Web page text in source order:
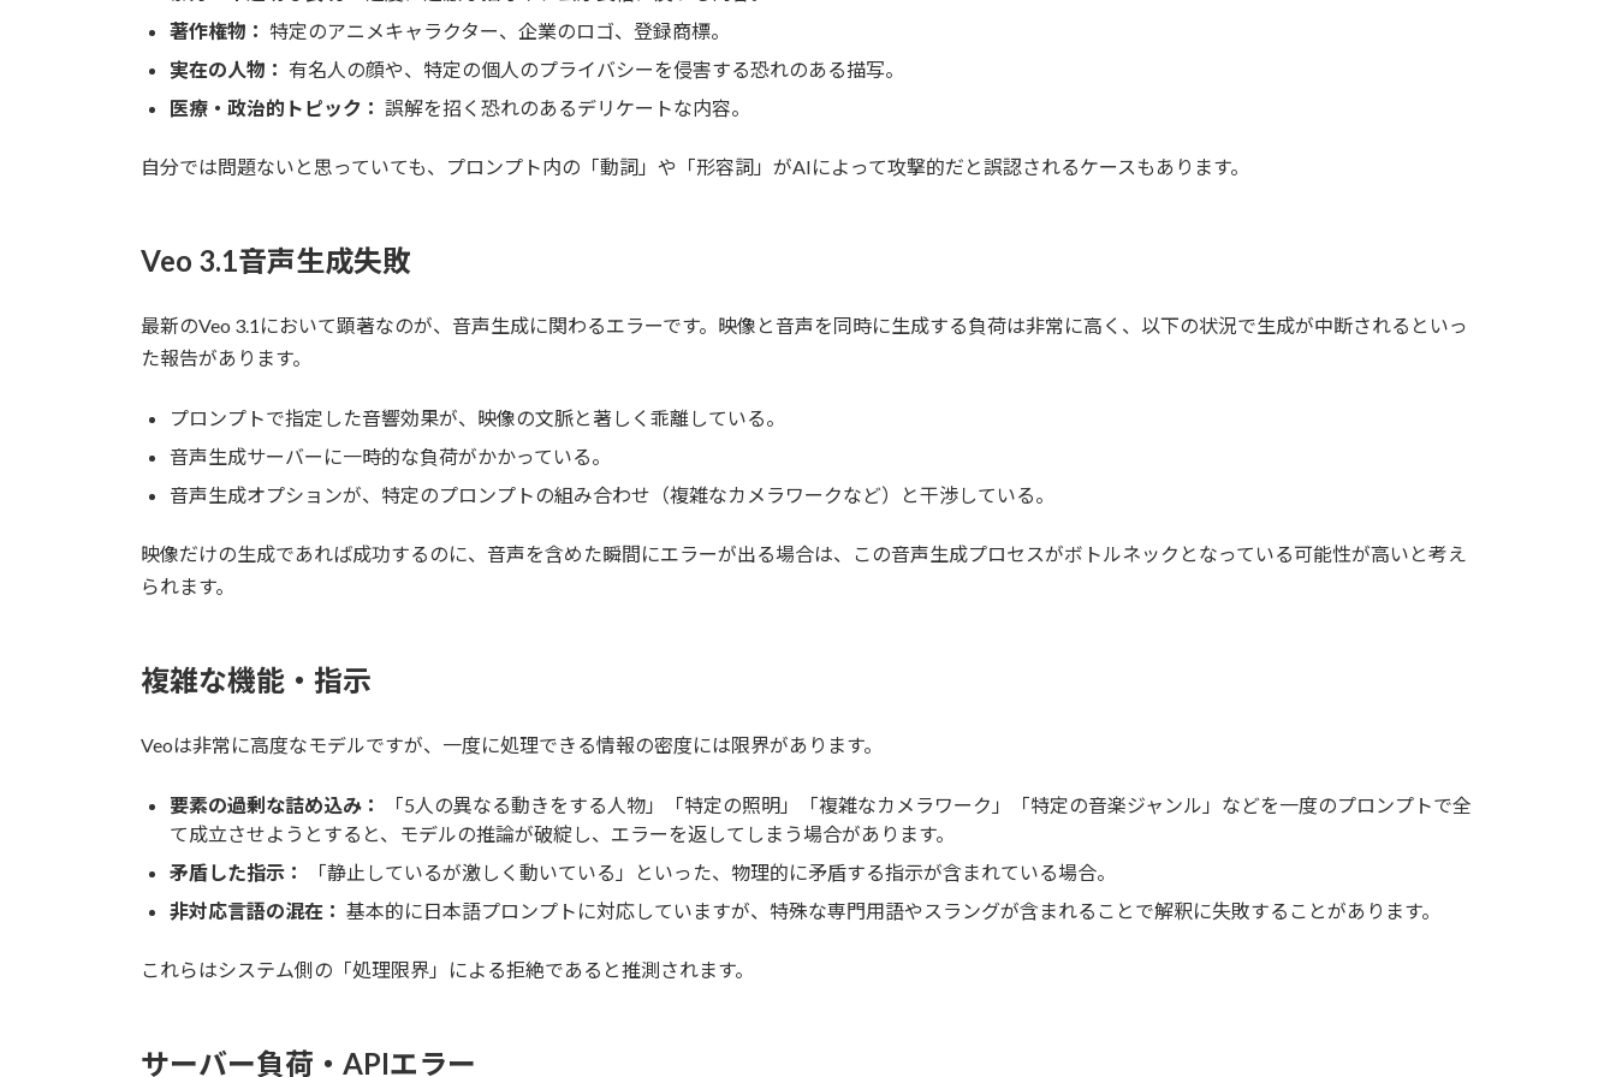
著作権物： 特定のアニメキャラクター、企業のロゴ、登録商標。
実在の人物： 有名人の顔や、特定の個人のプライバシーを侵害する恐れのある描写。
医療・政治的トピック： 誤解を招く恐れのあるデリケートな内容。
自分では問題ないと思っていても、プロンプト内の「動詞」や「形容詞」がAIによって攻撃的だと誤認されるケースもあります。
Veo 3.1音声生成失敗
最新のVeo 3.1において顕著なのが、音声生成に関わるエラーです。映像と音声を同時に生成する負荷は非常に高く、以下の状況で生成が中断されるといっ
た報告があります。
プロンプトで指定した音響効果が、映像の文脈と著しく乖離している。
音声生成サーバーに一時的な負荷がかかっている。
音声生成オプションが、特定のプロンプトの組み合わせ（複雑なカメラワークなど）と干渉している。
映像だけの生成であれば成功するのに、音声を含めた瞬間にエラーが出る場合は、この音声生成プロセスがボトルネックとなっている可能性が高いと考え
られます。
複雑な機能・指示
Veoは非常に高度なモデルですが、一度に処理できる情報の密度には限界があります。
要素の過剰な詰め込み：
「5人の異なる動きをする人物」「特定の照明」「複雑なカメラワーク」「特定の音楽ジャンル」などを一度のプロンプトで全
て成立させようとすると、モデルの推論が破綻し、エラーを返してしまう場合があります。
矛盾した指示：
「静止しているが激しく動いている」といった、物理的に矛盾する指示が含まれている場合。
非対応言語の混在： 基本的に日本語プロンプトに対応していますが、特殊な専門用語やスラングが含まれることで解釈に失敗することがあります。
これらはシステム側の「処理限界」による拒絶であると推測されます。
サーバー負荷・APIエラー